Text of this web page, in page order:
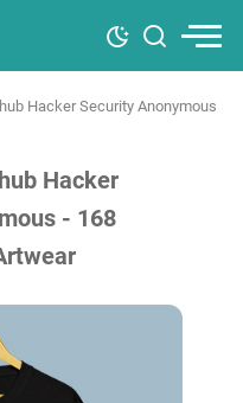
Hacker Security Anonymous
Hacker
- 168